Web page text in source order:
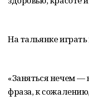
На тальянке играть
«Заняться нечем —
фраза, к